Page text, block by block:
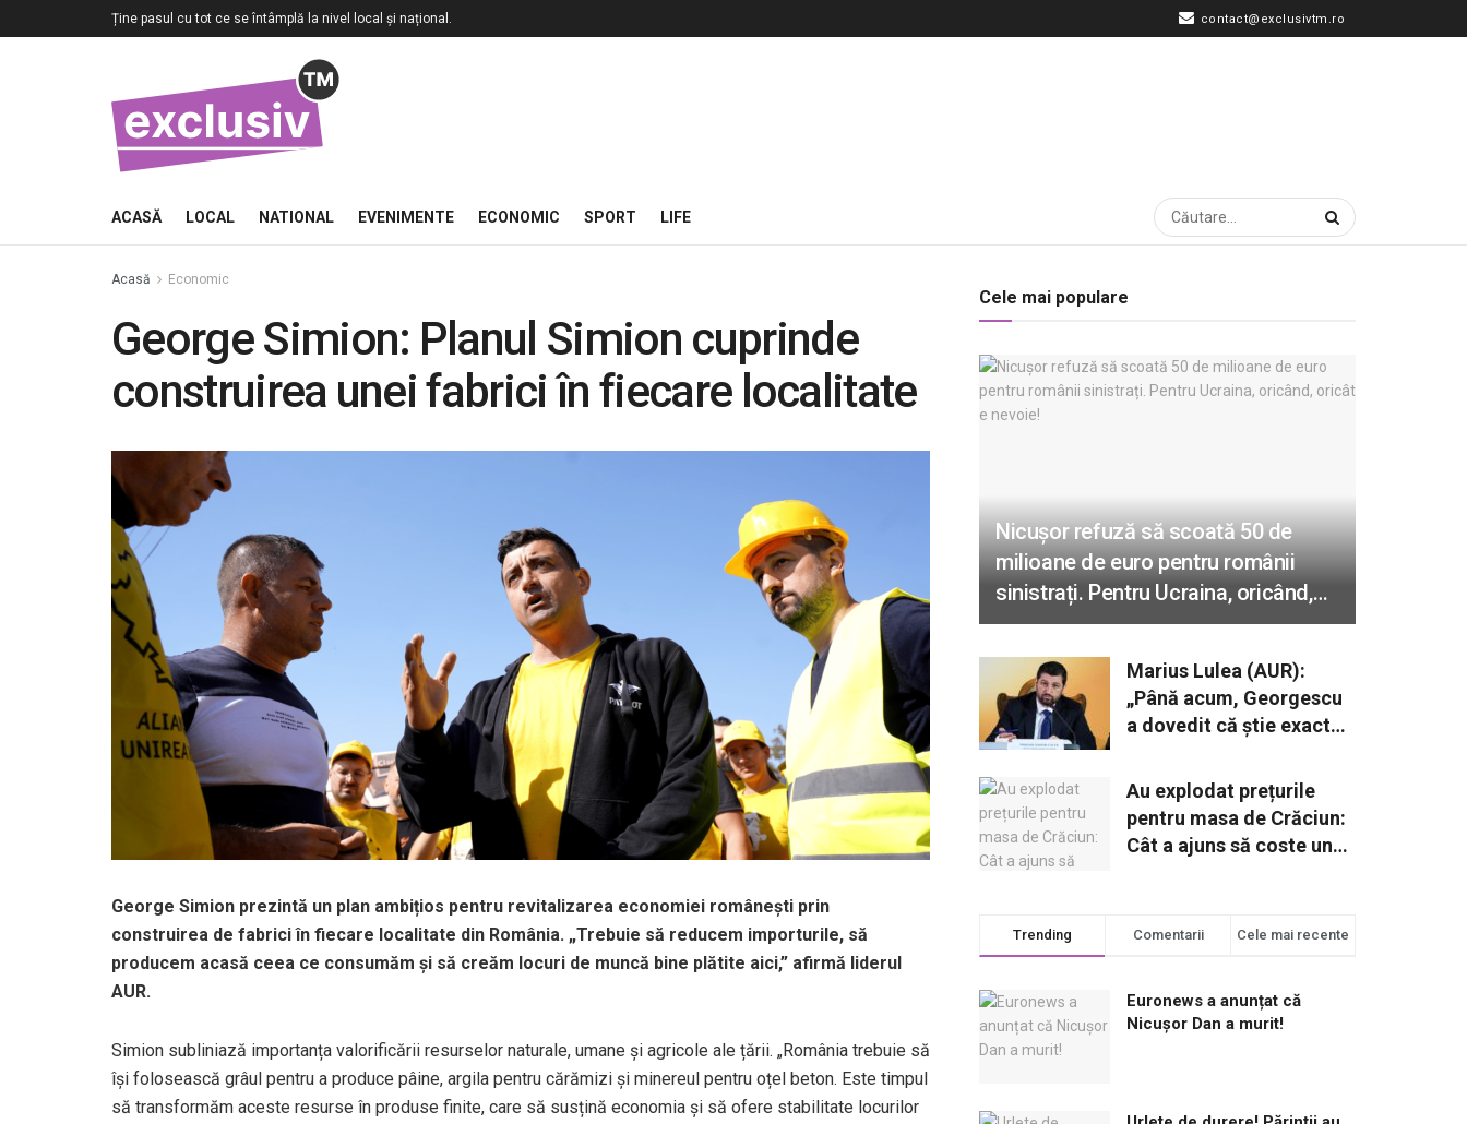
Ține pasul cu tot ce se întâmplă la nivel local și național. contact@exclusivtm.ro
ACASĂ LOCAL NATIONAL EVENIMENTE ECONOMIC SPORT LIFE
Acasă Economic
George Simion: Planul Simion cuprinde
construirea unei fabrici în fiecare localitate
George Simion prezintă un plan ambițios pentru revitalizarea economiei românești prin
construirea de fabrici în fiecare localitate din România. „Trebuie să reducem importurile, să
producem acasă ceea ce consumăm și să creăm locuri de muncă bine plătite aici,” afirmă liderul
AUR.
Simion subliniază importanța valorificării resurselor naturale, umane și agricole ale țării. „România trebuie să
își folosească grâul pentru a produce pâine, argila pentru cărămizi și minereul pentru oțel beton. Este timpul
să transformăm aceste resurse în produse finite, care să susțină economia și să ofere stabilitate locurilor
Cele mai populare
Nicușor refuză să scoată 50 de
milioane de euro pentru românii
sinistrați. Pentru Ucraina, oricând,
oricât e nevoie!
Marius Lulea (AUR):
„Până acum, Georgescu
a dovedit că știe exact
declara reprezintă o
opțiune strategică”
Au explodat prețurile
pentru masa de Crăciun:
Cât a ajuns să coste un
Trending Comentarii Cele mai recente
Euronews a anunțat că
Nicușor Dan a murit!